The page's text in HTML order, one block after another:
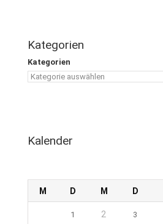
Kategorien
Kategorien
Kalender
M D M D
1 2 3